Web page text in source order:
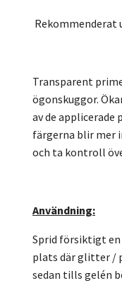
Rekommenderat
Transparent
ögonskuggor.
av de
färgerna blir mer
och ta kontroll
Användning:
Sprid försiktigt
plats där glitter /
sedan tills gelén